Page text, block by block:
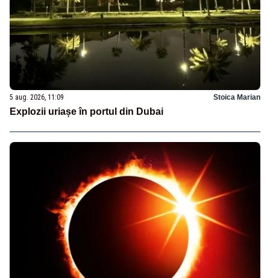
5 aug. 2026, 11:09 Stoica Marian
Explozii uriașe în portul din Dubai